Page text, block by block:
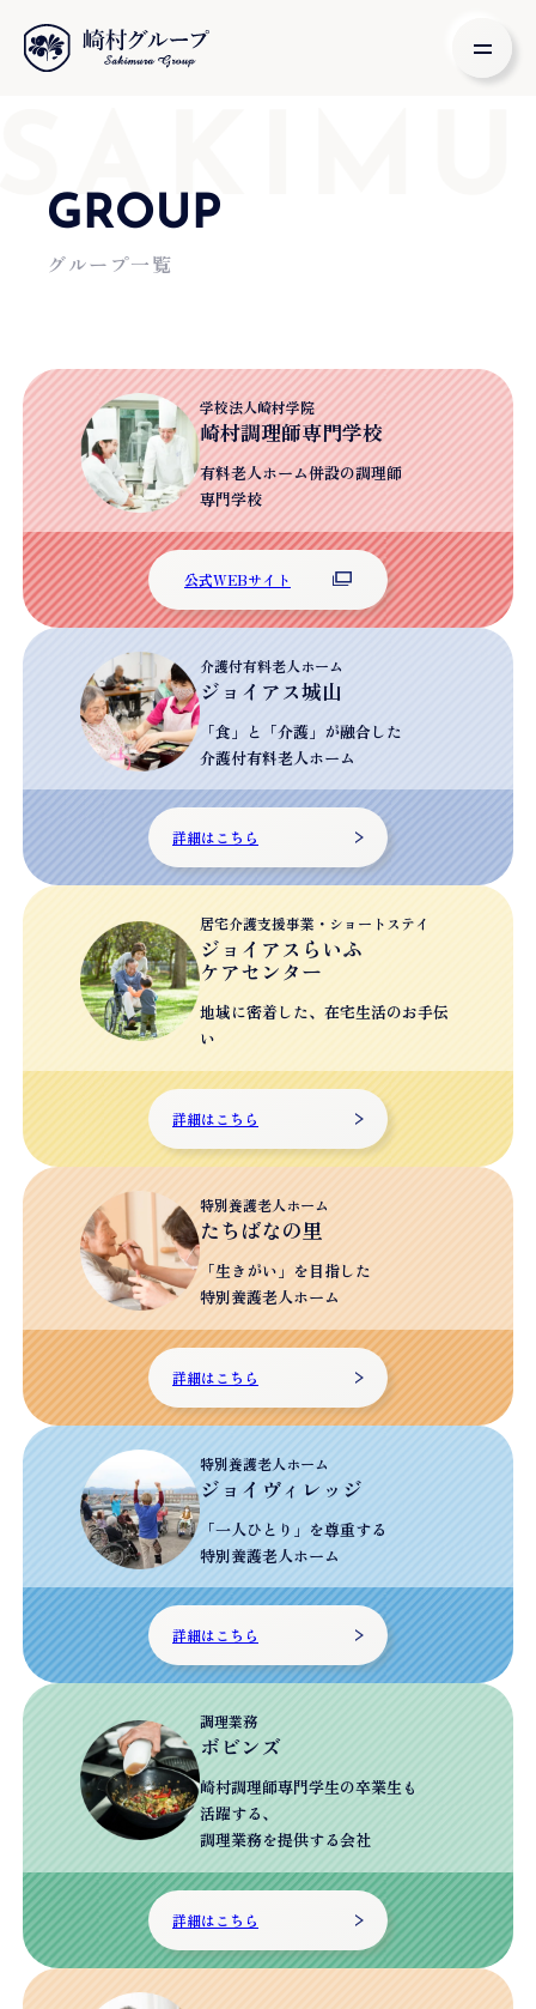
GROUP
グループ一覧
学校法人崎村学院
崎村調理師専門学校
有料老人ホーム併設の調理師
専門学校
公式WEBサイト
介護付有料老人ホーム
ジョイアス城山
「食」と「介護」が融合した
介護付有料老人ホーム
詳細はこちら
居宅介護支援事業・ショートステイ
ジョイアスらいふ
ケアセンター
地域に密着した、在宅生活のお手伝
い
詳細はこちら
特別養護老人ホーム
たちばなの里
「生きがい」を目指した
特別養護老人ホーム
詳細はこちら
特別養護老人ホーム
ジョイヴィレッジ
「一人ひとり」を尊重する
特別養護老人ホーム
詳細はこちら
調理業務
ボビンズ
崎村調理師専門学生の卒業生も
活躍する、
調理業務を提供する会社
詳細はこちら